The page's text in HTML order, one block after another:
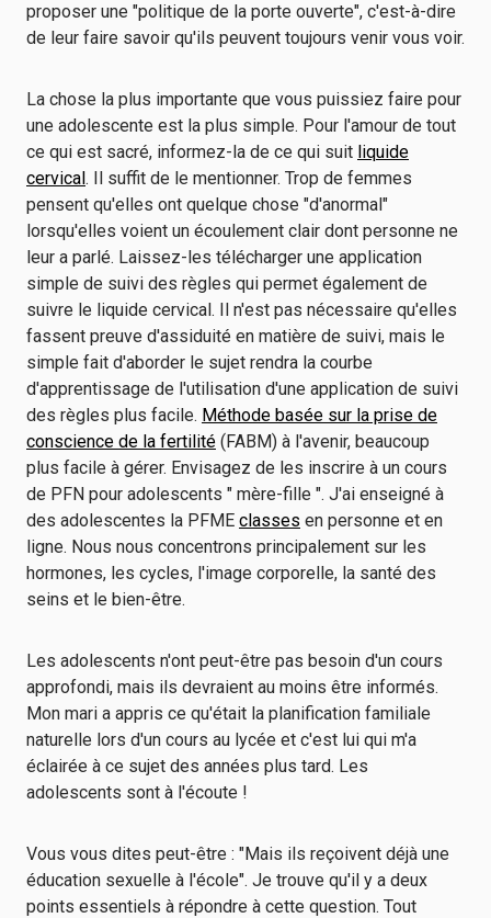
proposer une "politique de la porte ouverte", c'est-à-dire
de leur faire savoir qu'ils peuvent toujours venir vous voir.
La chose la plus importante que vous puissiez faire pour
une adolescente est la plus simple. Pour l'amour de tout
ce qui est sacré, informez-la de ce qui suit liquide
cervical. Il suffit de le mentionner. Trop de femmes
pensent qu'elles ont quelque chose "d'anormal"
lorsqu'elles voient un écoulement clair dont personne ne
leur a parlé. Laissez-les télécharger une application
simple de suivi des règles qui permet également de
suivre le liquide cervical. Il n'est pas nécessaire qu'elles
fassent preuve d'assiduité en matière de suivi, mais le
simple fait d'aborder le sujet rendra la courbe
d'apprentissage de l'utilisation d'une application de suivi
des règles plus facile. Méthode basée sur la prise de
conscience de la fertilité (FABM) à l'avenir, beaucoup
plus facile à gérer. Envisagez de les inscrire à un cours
de PFN pour adolescents " mère-fille ". J'ai enseigné à
des adolescentes la PFME classes en personne et en
ligne. Nous nous concentrons principalement sur les
hormones, les cycles, l'image corporelle, la santé des
seins et le bien-être.
Les adolescents n'ont peut-être pas besoin d'un cours
approfondi, mais ils devraient au moins être informés.
Mon mari a appris ce qu'était la planification familiale
naturelle lors d'un cours au lycée et c'est lui qui m'a
éclairée à ce sujet des années plus tard. Les
adolescents sont à l'écoute !
Vous vous dites peut-être : "Mais ils reçoivent déjà une
éducation sexuelle à l'école". Je trouve qu'il y a deux
points essentiels à répondre à cette question. Tout